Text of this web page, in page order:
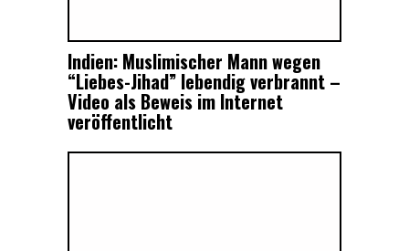
Indien: Muslimischer Mann wegen
“Liebes-Jihad” lebendig verbrannt –
Video als Beweis im Internet
veröffentlicht